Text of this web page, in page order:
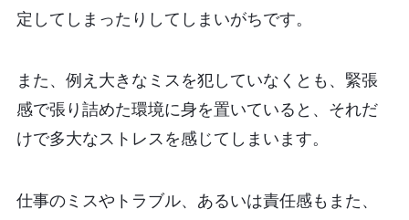
定してしまったりしてしまいがちです。
また、例え大きなミスを犯していなくとも、緊張
感で張り詰めた環境に身を置いていると、それだ
けで多大なストレスを感じてしまいます。
仕事のミスやトラブル、あるいは責任感もまた、